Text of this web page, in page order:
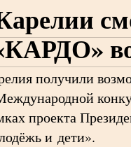
получили
проекта
и дети».